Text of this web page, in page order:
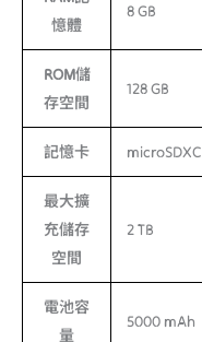
憶體
8 GB
ROM儲
存空間
128 GB
記憶卡 microSDXC
最大擴
充儲存
空間
2 TB
電池容
量
5000 mAh